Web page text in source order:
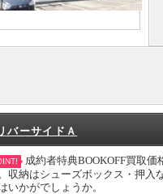
バーサイドＡ
成約者特典BOOKOFF買取
収納はシューズボックス・押入
いかがでしょうか。